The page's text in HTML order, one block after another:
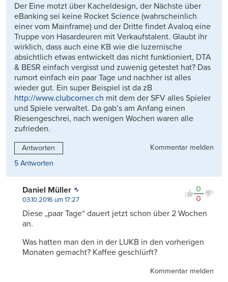
Der Eine motzt über Kacheldesign, der Nächste über
eBanking sei keine Rocket Science (wahrscheinlich
einer vom Mainframe) und der Dritte findet Avaloq eine
Truppe von Hasardeuren mit Verkaufstalent. Glaubt ihr
wirklich, dass auch eine KB wie die luzernische
absichtlich etwas entwickelt das nicht funktioniert, DTA
& BESR einfach vergisst und zuwenig getestet hat? Das
rumort einfach ein paar Tage und nachher ist alles
wieder gut. Ein super Beispiel ist da zB
http://www.clubcorner.ch mit dem der SFV alles Spieler
und Spiele verwaltet. Da gab’s am Anfang einen
Riesengeschrei, nach wenigen Wochen waren alle
zufrieden.
Antworten
Kommentar melden
5 Antworten
0
0
Daniel Müller
03.10.2016 um 17:27
Diese „paar Tage“ dauert jetzt schon über 2 Wochen
an.
Was hatten man den in der LUKB in den vorherigen
Monaten gemacht? Kaffee geschlürft?
Kommentar melden